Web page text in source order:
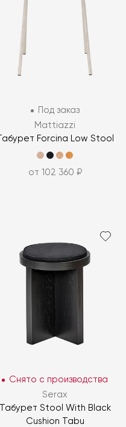
Под заказ
Mattiazzi
Табурет Forcina Low Stool
от 102 360 ₽
Снято с производства
Serax
Табурет Stool With Black
Cushion Tabu